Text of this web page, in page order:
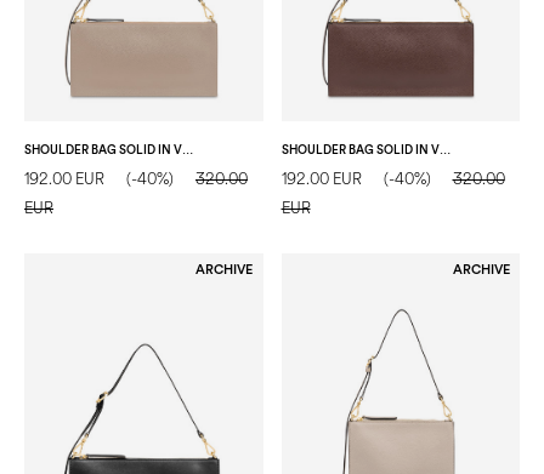
192.00 EUR (-40%)
320.00
EUR
SHOULDER BAG SOLID IN VITELLO T.MORO/T.MORO
192.00 EUR (-40%)
320.00
EUR
ARCHIVE ARCHIVE